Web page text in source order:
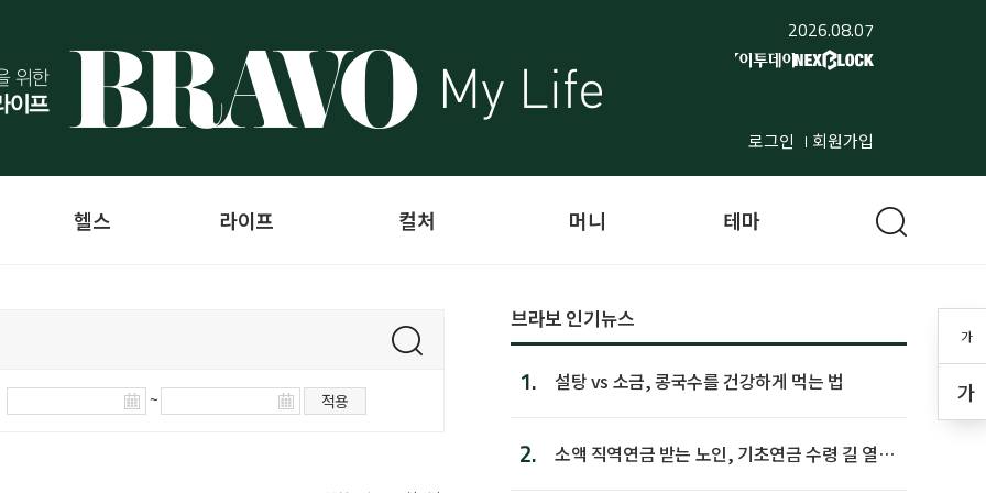
2026.08.07
로그인 회원가입
가
가
헬스 라이프 컬처 머니 테마
~ 적용
브라보 인기뉴스
1. 설탕 vs 소금, 콩국수를 건강하게 먹는 법
2.
소액 직역연금 받는 노인, 기초연금 수령 길 열린